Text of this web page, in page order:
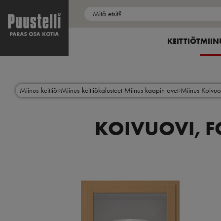
Puustelli Store
SHOW
KEITTIÖT
Miinus-keittiöt Miinus-keittiökalusteet Miinus kaapin ovet Miinus
KOIVUOVI,